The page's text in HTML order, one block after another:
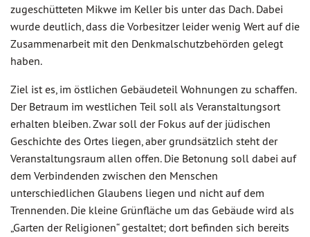
zugeschütteten Mikwe im Keller bis unter das Dach. Dabei
wurde deutlich, dass die Vorbesitzer leider wenig Wert auf die
Zusammenarbeit mit den Denkmalschutzbehörden gelegt
haben.
Ziel ist es, im östlichen Gebäudeteil Wohnungen zu schaffen.
Der Betraum im westlichen Teil soll als Veranstaltungsort
erhalten bleiben. Zwar soll der Fokus auf der jüdischen
Geschichte des Ortes liegen, aber grundsätzlich steht der
Veranstaltungsraum allen offen. Die Betonung soll dabei auf
dem Verbindenden zwischen den Menschen
unterschiedlichen Glaubens liegen und nicht auf dem
Trennenden. Die kleine Grünfläche um das Gebäude wird als
„Garten der Religionen“ gestaltet; dort befinden sich bereits